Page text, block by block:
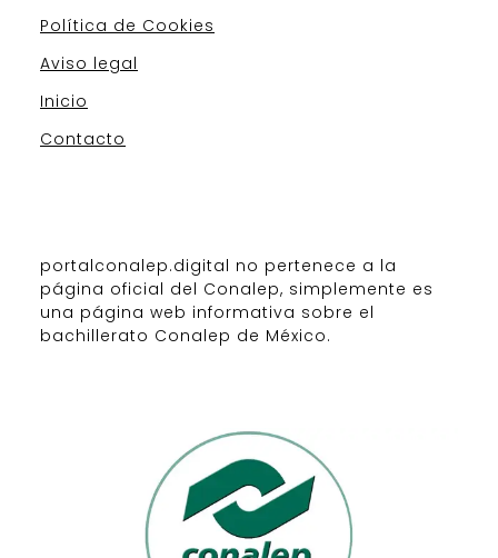
Política de Cookies
Aviso legal
Inicio
Contacto
portalconalep.digital no pertenece a la
página oficial del Conalep, simplemente es
una página web informativa sobre el
bachillerato Conalep de México.